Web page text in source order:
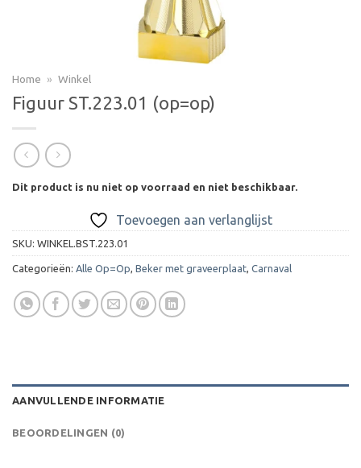
Home » Winkel
Figuur ST.223.01 (op=op)
Dit product is nu niet op voorraad en niet beschikbaar.
Toevoegen aan verlanglijst
SKU: WINKEL.BST.223.01
Categorieën: Alle Op=Op, Beker met graveerplaat, Carnaval
AANVULLENDE INFORMATIE
BEOORDELINGEN (0)